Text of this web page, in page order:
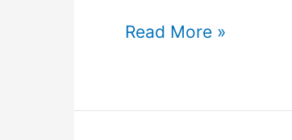
Example
Phrase:
Read More »